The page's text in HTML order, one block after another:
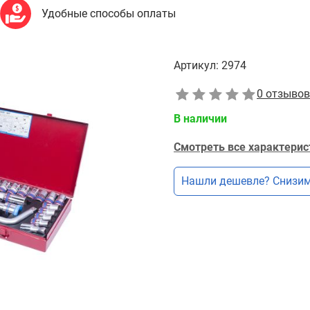
Удобные способы оплаты
Артикул: 2974
0 отзывов
В наличии
Смотреть все
Нашли дешевле?